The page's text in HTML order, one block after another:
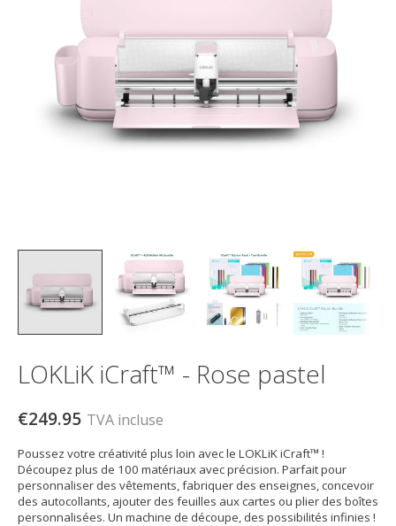
LOKLiK iCraft™ - Rose pastel
€249.95 TVA incluse
Poussez votre créativité plus loin avec le LOKLiK iCraft™ !
Découpez plus de 100 matériaux avec précision. Parfait pour
personnaliser des vêtements, fabriquer des enseignes, concevoir
des autocollants, ajouter des feuilles aux cartes ou plier des boîtes
personnalisées. Un machine de découpe, des possibilités infinies !